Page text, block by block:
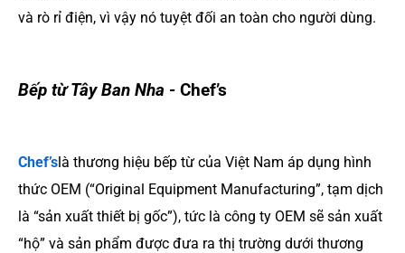
và rò rỉ điện, vì vậy nó tuyệt đối an toàn cho người dùng.
Bếp từ Tây Ban Nha - Chef’s
Chef’slà thương hiệu bếp từ của Việt Nam áp dụng hình
thức OEM (“Original Equipment Manufacturing”, tạm dịch
là “sản xuất thiết bị gốc”), tức là công ty OEM sẽ sản xuất
“hộ” và sản phẩm được đưa ra thị trường dưới thương